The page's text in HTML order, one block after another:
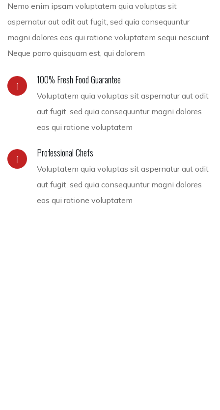
TunaSushi
Nemo enim ipsam voluptatem quia voluptas sit
aspernatur aut odit aut fugit, sed quia consequuntur
magni dolores eos qui ratione voluptatem sequi nesciunt.
Neque porro quisquam est, qui dolorem
100% Fresh Food Guarantee
Voluptatem quia voluptas sit aspernatur aut odit
aut fugit, sed quia consequuntur magni dolores
eos qui ratione voluptatem
Professional Chefs
Voluptatem quia voluptas sit aspernatur aut odit
aut fugit, sed quia consequuntur magni dolores
eos qui ratione voluptatem